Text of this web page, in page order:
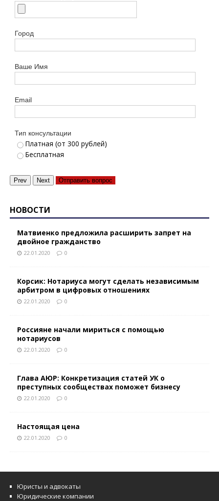
Город
Ваше Имя
Email
Тип консультации
Платная (от 300 рублей)
Бесплатная
Prev Next Отправить вопрос
НОВОСТИ
Матвиенко предложила расширить запрет на
двойное гражданство
22.01.2020 0
Корсик: Нотариуса могут сделать независимым
арбитром в цифровых отношениях
22.01.2020 0
Россияне начали мириться с помощью
нотариусов
22.01.2020 0
Глава АЮР: Конкретизация статей УК о
преступных сообществах поможет бизнесу
22.01.2020 0
Настоящая цена
22.01.2020 0
Юристы и адвокаты
Юридические компании